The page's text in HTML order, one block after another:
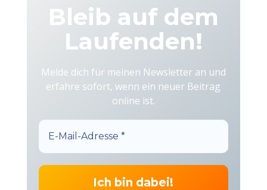
Bleib auf dem
Laufenden!
Melde dich für meinen Newsletter an und
erfahre sofort, wenn ein neuer Beitrag
online ist.